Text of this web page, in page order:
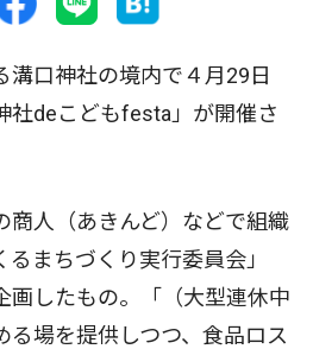
口神社の境内で４月29日
社deこどもfesta」が開催さ
人（あきんど）などで組織
まちづくり実行委員会」
画したもの。「（大型連休中
る場を提供しつつ、食品ロス